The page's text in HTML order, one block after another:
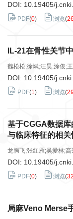
DOI: 10.19405/
PDF(0) 浏览(
IL-21在骨性关节
魏松松;徐斌;汪昊;涂俊;
DOI: 10.19405/
PDF(1) 浏览(
基于CGGA数据
与临床特征的相关
龙腾飞;张红雁;吴爱林;
DOI: 10.19405/
PDF(0) 浏览(
局麻Veno Merse